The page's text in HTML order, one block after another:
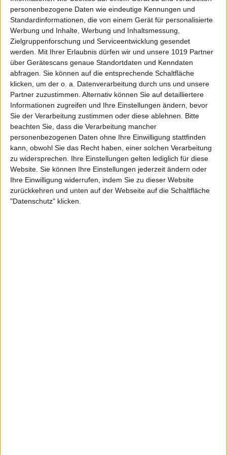
personenbezogene Daten wie eindeutige Kennungen und
Standardinformationen, die von einem Gerät für personalisierte
Werbung und Inhalte, Werbung und Inhaltsmessung,
Zielgruppenforschung und Serviceentwicklung gesendet
werden.
Mit Ihrer Erlaubnis dürfen wir und unsere 1019 Partner
über Gerätescans genaue Standortdaten und Kenndaten
abfragen. Sie können auf die entsprechende Schaltfläche
klicken, um der o. a. Datenverarbeitung durch uns und unsere
Partner zuzustimmen. Alternativ können Sie auf detailliertere
Informationen zugreifen und Ihre Einstellungen ändern, bevor
Sie der Verarbeitung zustimmen oder diese ablehnen.
Bitte
beachten Sie, dass die Verarbeitung mancher
personenbezogenen Daten ohne Ihre Einwilligung stattfinden
kann, obwohl Sie das Recht haben, einer solchen Verarbeitung
zu widersprechen. Ihre Einstellungen gelten lediglich für diese
Website. Sie können Ihre Einstellungen jederzeit ändern oder
Ihre Einwilligung widerrufen, indem Sie zu dieser Website
zurückkehren und unten auf der Webseite auf die Schaltfläche
"Datenschutz" klicken.